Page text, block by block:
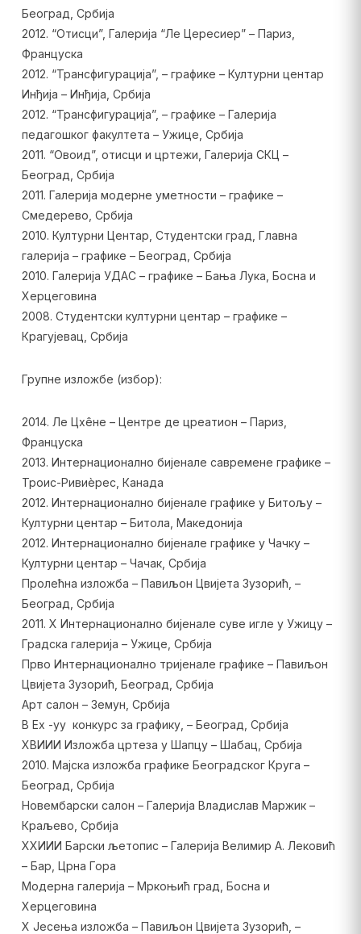
Београд, Србија
2012. “Отисци”, Галерија “Ле Цересиер” – Париз,
Француска
2012. “Трансфигурација”, – графике – Културни центар
Инђија – Инђија, Србија
2012. “Трансфигурација”, – графике – Галерија
педагошког факултета – Ужице, Србија
2011. “Овоид”, отисци и цртежи, Галерија СКЦ –
Београд, Србија
2011. Галерија модерне уметности – графике –
Смедерево, Србија
2010. Културни Центар, Студентски град, Главна
галерија – графике – Београд, Србија
2010. Галерија УДАС – графике – Бања Лука, Босна и
Херцеговина
2008. Студентски културни центар – графике –
Крагујевац, Србија
Групне изложбе (избор):
2014. Ле Цхêне – Центре де цреатион – Париз,
Француска
2013. Интернационално бијенале савремене графике –
Троис-Ривиèрес, Канада
2012. Интернационално бијенале графике у Битољу –
Културни центар – Битола, Македонија
2012. Интернационално бијенале графике у Чачку –
Културни центар – Чачак, Србија
Пролећна изложба – Павиљон Цвијета Зузорић, –
Београд, Србија
2011. X Интернационално бијенале суве игле у Ужицу –
Градска галерија – Ужице, Србија
Прво Интернационално тријенале графике – Павиљон
Цвијета Зузорић, Београд, Србија
Арт салон – Земун, Србија
В Еx -yу конкурс за графику, – Београд, Србија
XВИИИ Изложба цртеза у Шапцу – Шабац, Србија
2010. Мајска изложба графике Београдског Круга –
Београд, Србија
Новембарски салон – Галерија Владислав Маржик –
Краљево, Србија
XXИИИ Барски љетопис – Галерија Велимир А. Лековић
– Бар, Црна Гора
Модерна галерија – Мркоњић град, Босна и
Херцеговина
X Јесења изложба – Павиљон Цвијета Зузорић, –